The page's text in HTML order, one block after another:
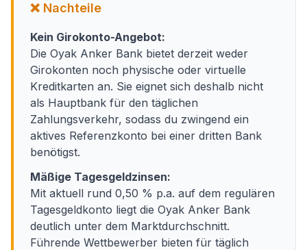
❌ Nachteile
Kein Girokonto-Angebot:
Die Oyak Anker Bank bietet derzeit weder
Girokonten noch physische oder virtuelle
Kreditkarten an. Sie eignet sich deshalb nicht
als Hauptbank für den täglichen
Zahlungsverkehr, sodass du zwingend ein
aktives Referenzkonto bei einer dritten Bank
benötigst.
Mäßige Tagesgeldzinsen:
Mit aktuell rund 0,50 % p.a. auf dem regulären
Tagesgeldkonto liegt die Oyak Anker Bank
deutlich unter dem Marktdurchschnitt.
Führende Wettbewerber bieten für täglich